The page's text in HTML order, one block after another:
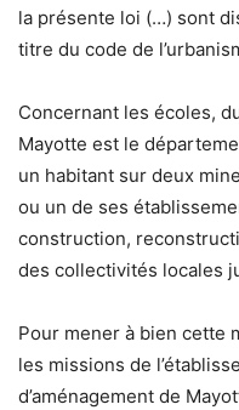
la présente loi (…) sont
titre du code de
Concernant les écoles,
Mayotte est le
un habitant sur deux
ou un de ses
construction,
des collectivités locales
Pour mener à bien cette
les missions de
d’aménagement de